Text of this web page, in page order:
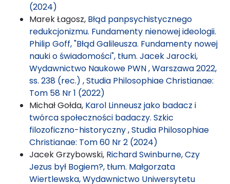
(2024)
Marek Łagosz, Błąd panpsychistycznego
redukcjonizmu. Fundamenty nienowej ideologii.
Philip Goff, "Błąd Galileusza. Fundamenty nowej
nauki o świadomości", tłum. Jacek Jarocki,
Wydawnictwo Naukowe PWN , Warszawa 2022,
ss. 238 (rec.) ,Studia Philosophiae Christianae:
Tom 58 Nr 1 (2022)
Michał Gołda, Karol Linneusz jako badacz i
twórca społeczności badaczy. Szkic
filozoficzno-historyczny,Studia Philosophiae
Christianae: Tom 60 Nr 2 (2024)
Jacek Grzybowski, Richard Swinburne, Czy
Jezus był Bogiem?, tłum. Małgorzata
Wiertlewska, Wydawnictwo Uniwersytetu